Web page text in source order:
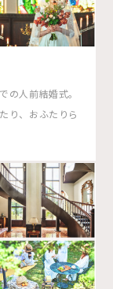
の人前結婚式。
り、おふたりら